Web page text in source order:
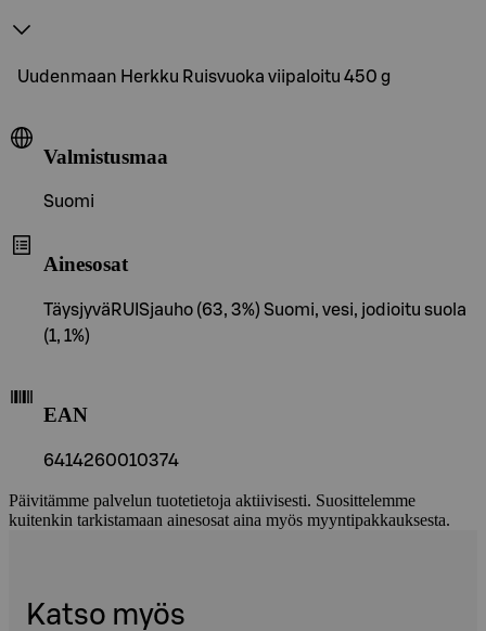
Uudenmaan Herkku Ruisvuoka viipaloitu 450 g
Valmistusmaa
Suomi
Ainesosat
TäysjyväRUISjauho (63, 3%) Suomi, vesi, jodioitu suola
(1, 1%)
EAN
6414260010374
Päivitämme palvelun tuotetietoja aktiivisesti. Suosittelemme
kuitenkin tarkistamaan ainesosat aina myös myyntipakkauksesta.
Katso myös